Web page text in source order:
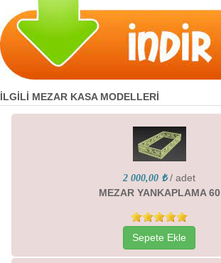
İLGİLİ MEZAR KASA MODELLERİ
2 000,00 ₺ / adet
MEZAR YANKAPLAMA 60
Sepete Ekle